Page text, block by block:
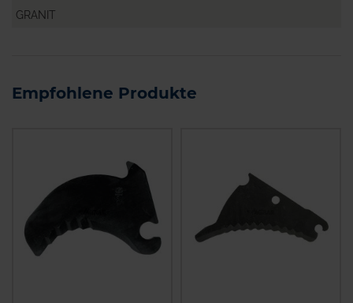
GRANIT
Empfohlene Produkte